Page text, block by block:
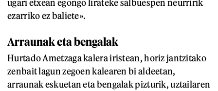
ugari etxean egongo lirateke salbuespen neurririk
ezarriko ez baliete».
Arraunak eta bengalak
Hurtado Ametzaga kalera iristean, horiz jantzitako
zenbait lagun zegoen kalearen bi aldeetan,
arraunak eskuetan eta bengalak pizturik, uztailaren